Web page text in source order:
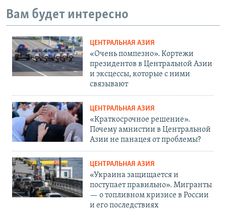
Вам будет интересно
ЦЕНТРАЛЬНАЯ АЗИЯ
«Очень помпезно». Кортежи
президентов в Центральной Азии
и эксцессы, которые с ними
связывают
ЦЕНТРАЛЬНАЯ АЗИЯ
«Краткосрочное решение».
Почему амнистии в Центральной
Азии не панацея от проблемы?
ЦЕНТРАЛЬНАЯ АЗИЯ
«Украина защищается и
поступает правильно». Мигранты
— о топливном кризисе в России
и его последствиях